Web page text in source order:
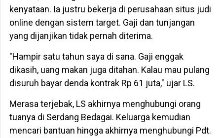
kenyataan. Ia justru bekerja di perusahaan situs judi
online dengan sistem target. Gaji dan tunjangan
yang dijanjikan tidak pernah diterima.
"Hampir satu tahun saya di sana. Gaji enggak
dikasih, uang makan juga ditahan. Kalau mau pulang
disuruh bayar denda kontrak Rp 61 juta," ujar LS.
Merasa terjebak, LS akhirnya menghubungi orang
tuanya di Serdang Bedagai. Keluarga kemudian
mencari bantuan hingga akhirnya menghubungi Pdt.